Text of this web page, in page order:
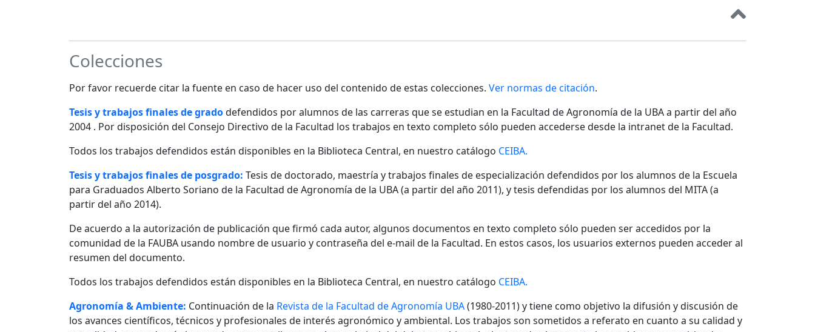
Colecciones
Por favor recuerde citar la fuente en caso de hacer uso del contenido de estas colecciones. Ver normas de citación.
Tesis y trabajos finales de gradodefendidos por alumnos de las carreras que se estudian en la Facultad de Agronomía de la UBA a partir del año
2004 . Por disposición del Consejo Directivo de la Facultad los trabajos en texto completo sólo pueden accederse desde la intranet de la Facultad.
Todos los trabajos defendidos están disponibles en la Biblioteca Central, en nuestro catálogo CEIBA.
Tesis y trabajos finales de posgrado: Tesis de doctorado, maestría y trabajos finales de especialización defendidos por los alumnos de la Escuela
para Graduados Alberto Soriano de la Facultad de Agronomía de la UBA (a partir del año 2011), y tesis defendidas por los alumnos del MITA (a
partir del año 2014).
De acuerdo a la autorización de publicación que firmó cada autor, algunos documentos en texto completo sólo pueden ser accedidos por la
comunidad de la FAUBA usando nombre de usuario y contraseña del e-mail de la Facultad. En estos casos, los usuarios externos pueden acceder al
resumen del documento.
Todos los trabajos defendidos están disponibles en la Biblioteca Central, en nuestro catálogo CEIBA.
Agronomía & Ambiente: Continuación de la Revista de la Facultad de Agronomía UBA(1980-2011) y tiene como objetivo la difusión y discusión de
los avances científicos, técnicos y profesionales de interés agronómico y ambiental. Los trabajos son sometidos a referato en cuanto a su calidad y